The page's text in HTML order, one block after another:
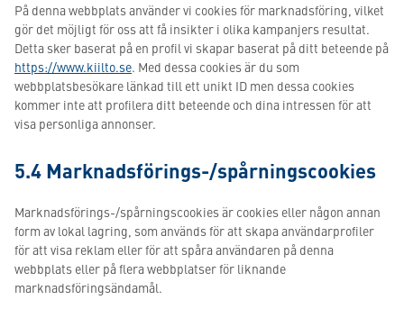
På denna webbplats använder vi cookies för marknadsföring, vilket
gör det möjligt för oss att få insikter i olika kampanjers resultat.
Detta sker baserat på en profil vi skapar baserat på ditt beteende på
https://www.kiilto.se. Med dessa cookies är du som
webbplatsbesökare länkad till ett unikt ID men dessa cookies
kommer inte att profilera ditt beteende och dina intressen för att
visa personliga annonser.
5.4 Marknadsförings-/spårningscookies
Marknadsförings-/spårningscookies är cookies eller någon annan
form av lokal lagring, som används för att skapa användarprofiler
för att visa reklam eller för att spåra användaren på denna
webbplats eller på flera webbplatser för liknande
marknadsföringsändamål.